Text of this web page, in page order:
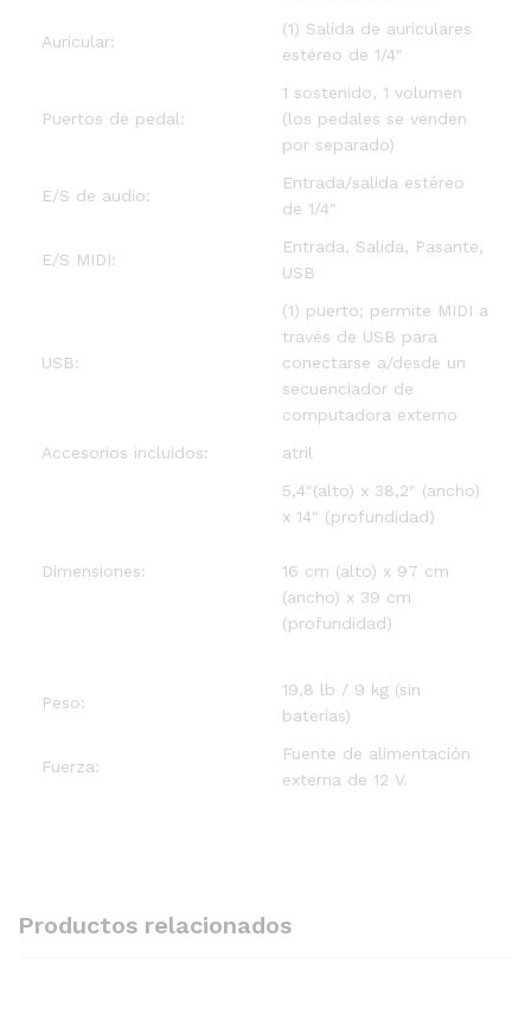
Auricular:
(1) Salida de auriculares
estéreo de 1/4″
Puertos de pedal:
1 sostenido, 1 volumen
(los pedales se venden
por separado)
E/S de audio:
Entrada/salida estéreo
de 1/4″
E/S MIDI:
Entrada, Salida, Pasante,
USB
USB:
(1) puerto; permite MIDI a
través de USB para
conectarse a/desde un
secuenciador de
computadora externo
Accesorios incluidos:
atril
Dimensiones:
5,4″(alto) x 38,2″ (ancho)
x 14″ (profundidad)
16 cm (alto) x 97 cm
(ancho) x 39 cm
(profundidad)
Peso:
19,8 lb / 9 kg (sin
baterías)
Fuerza:
Fuente de alimentación
externa de 12 V.
Productos relacionados